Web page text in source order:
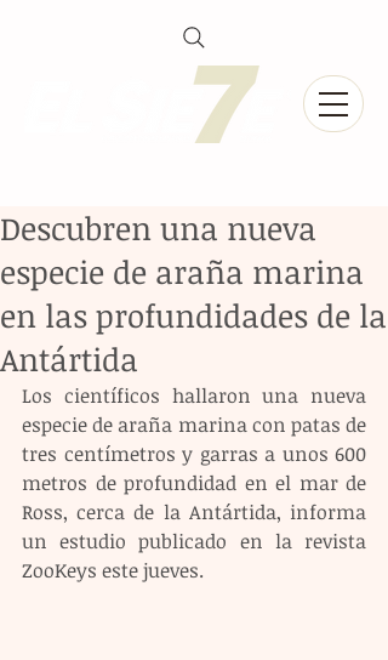
Descubren una nueva
especie de araña marina
en las profundidades de la
Antártida
Los científicos hallaron una nueva
especie de araña marina con patas de
tres centímetros y garras a unos 600
metros de profundidad en el mar de
Ross, cerca de la Antártida, informa
un estudio publicado en la revista
ZooKeys este jueves.